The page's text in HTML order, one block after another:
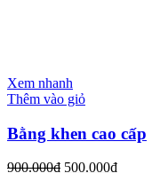
Xem nhanh
Thêm vào giỏ
Bằng khen cao cấp
900.000₫ 500.000₫